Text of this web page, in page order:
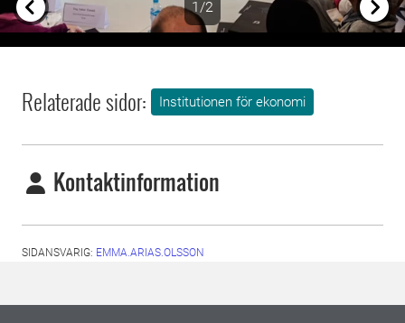
1/2
Relaterade sidor: Institutionen för ekonomi
Kontaktinformation
SIDANSVARIG: EMMA.ARIAS.OLSSON